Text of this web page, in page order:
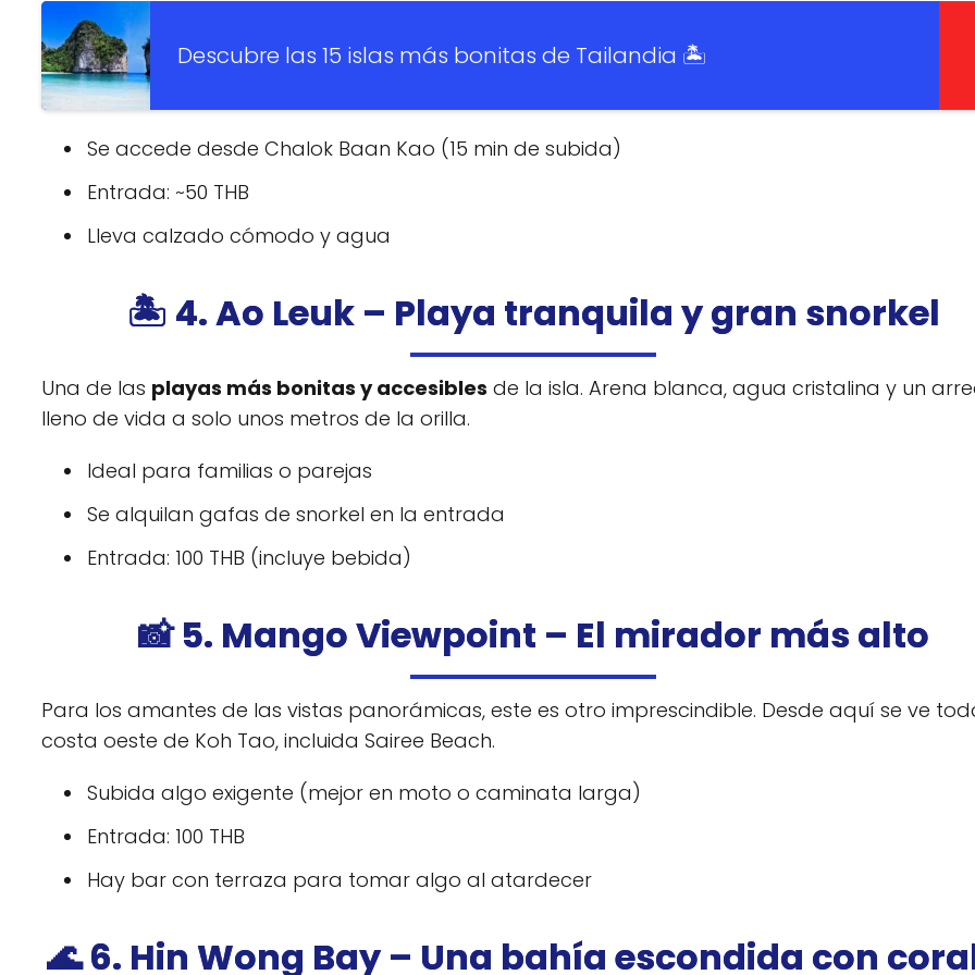
Descubre las 15 islas más bonitas de Tailandia 🏝️
Se accede desde Chalok Baan Kao (15 min de subida)
Entrada: ~50 THB
Lleva calzado cómodo y agua
🏝️ 4. Ao Leuk – Playa tranquila y gran snorkel
Una de las playas más bonitas y accesibles de la isla. Arena blanca, agua cristalina y un
lleno de vida a solo unos metros de la orilla.
Ideal para familias o parejas
Se alquilan gafas de snorkel en la entrada
Entrada: 100 THB (incluye bebida)
📸 5. Mango Viewpoint – El mirador más alto
Para los amantes de las vistas panorámicas, este es otro imprescindible. Desde aquí se ve
costa oeste de Koh Tao, incluida Sairee Beach.
Subida algo exigente (mejor en moto o caminata larga)
Entrada: 100 THB
Hay bar con terraza para tomar algo al atardecer
🌊 6. Hin Wong Bay – Una bahía escondida con